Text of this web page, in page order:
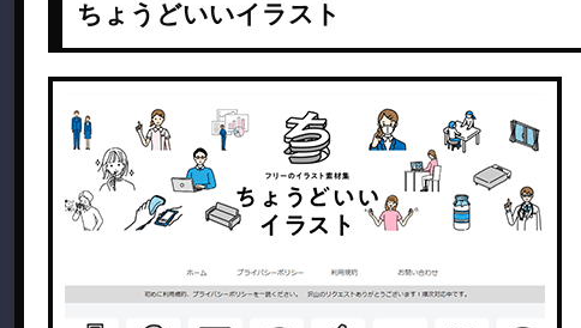
ちょうどいいイラスト